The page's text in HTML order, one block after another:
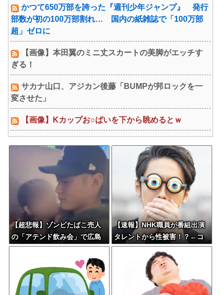
かつて650万部を誇った『週刊少年ジャンプ』 発行
部数が初の100万部割れ… 国内の紙雑誌で「100万部
超」ゼロに
【画像】本田翼のミニ丈スカートの美脚がエッチす
ぎる！
サカナ山口、アジカン後藤「BUMPが邦ロックを一
変させた」
【画像】Kカップお○ぱいを下から眺めるとｗ
【超悲報】ゾンビたばこ売人
の「アテンド飲み会」で広島
カープ田村俊介がセクシー女
優と寸止めキスｗｗｗ
【速報】NHK職員が番組出演
タレントから性被害！？←コ
レマジならヤバくねーか？